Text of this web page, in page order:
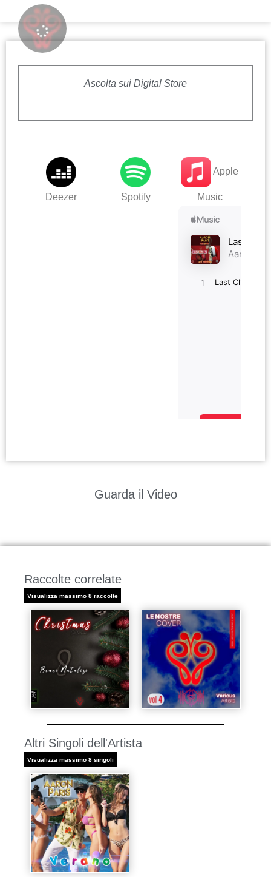
Ascolta sui Digital Store
Deezer Spotify
Apple
Music
Guarda il Video
Raccolte correlate
Visualizza massimo 8 raccolte
Altri Singoli dell'Artista
Visualizza massimo 8 singoli